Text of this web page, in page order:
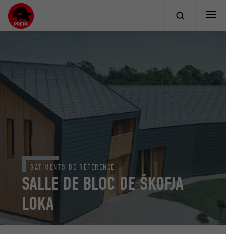
SALLE DE BLOC DE ŠKOFJA
LOKA
BÂTIMENTS DE RÉFÉRENCE